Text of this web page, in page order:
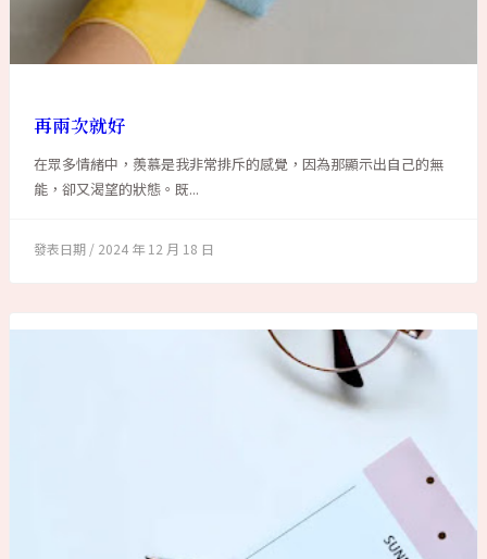
再兩次就好
在眾多情緒中，羨慕是我非常排斥的感覺，因為那顯示出自己的無
能，卻又渴望的狀態。既...
2024 年 12 月 18 日